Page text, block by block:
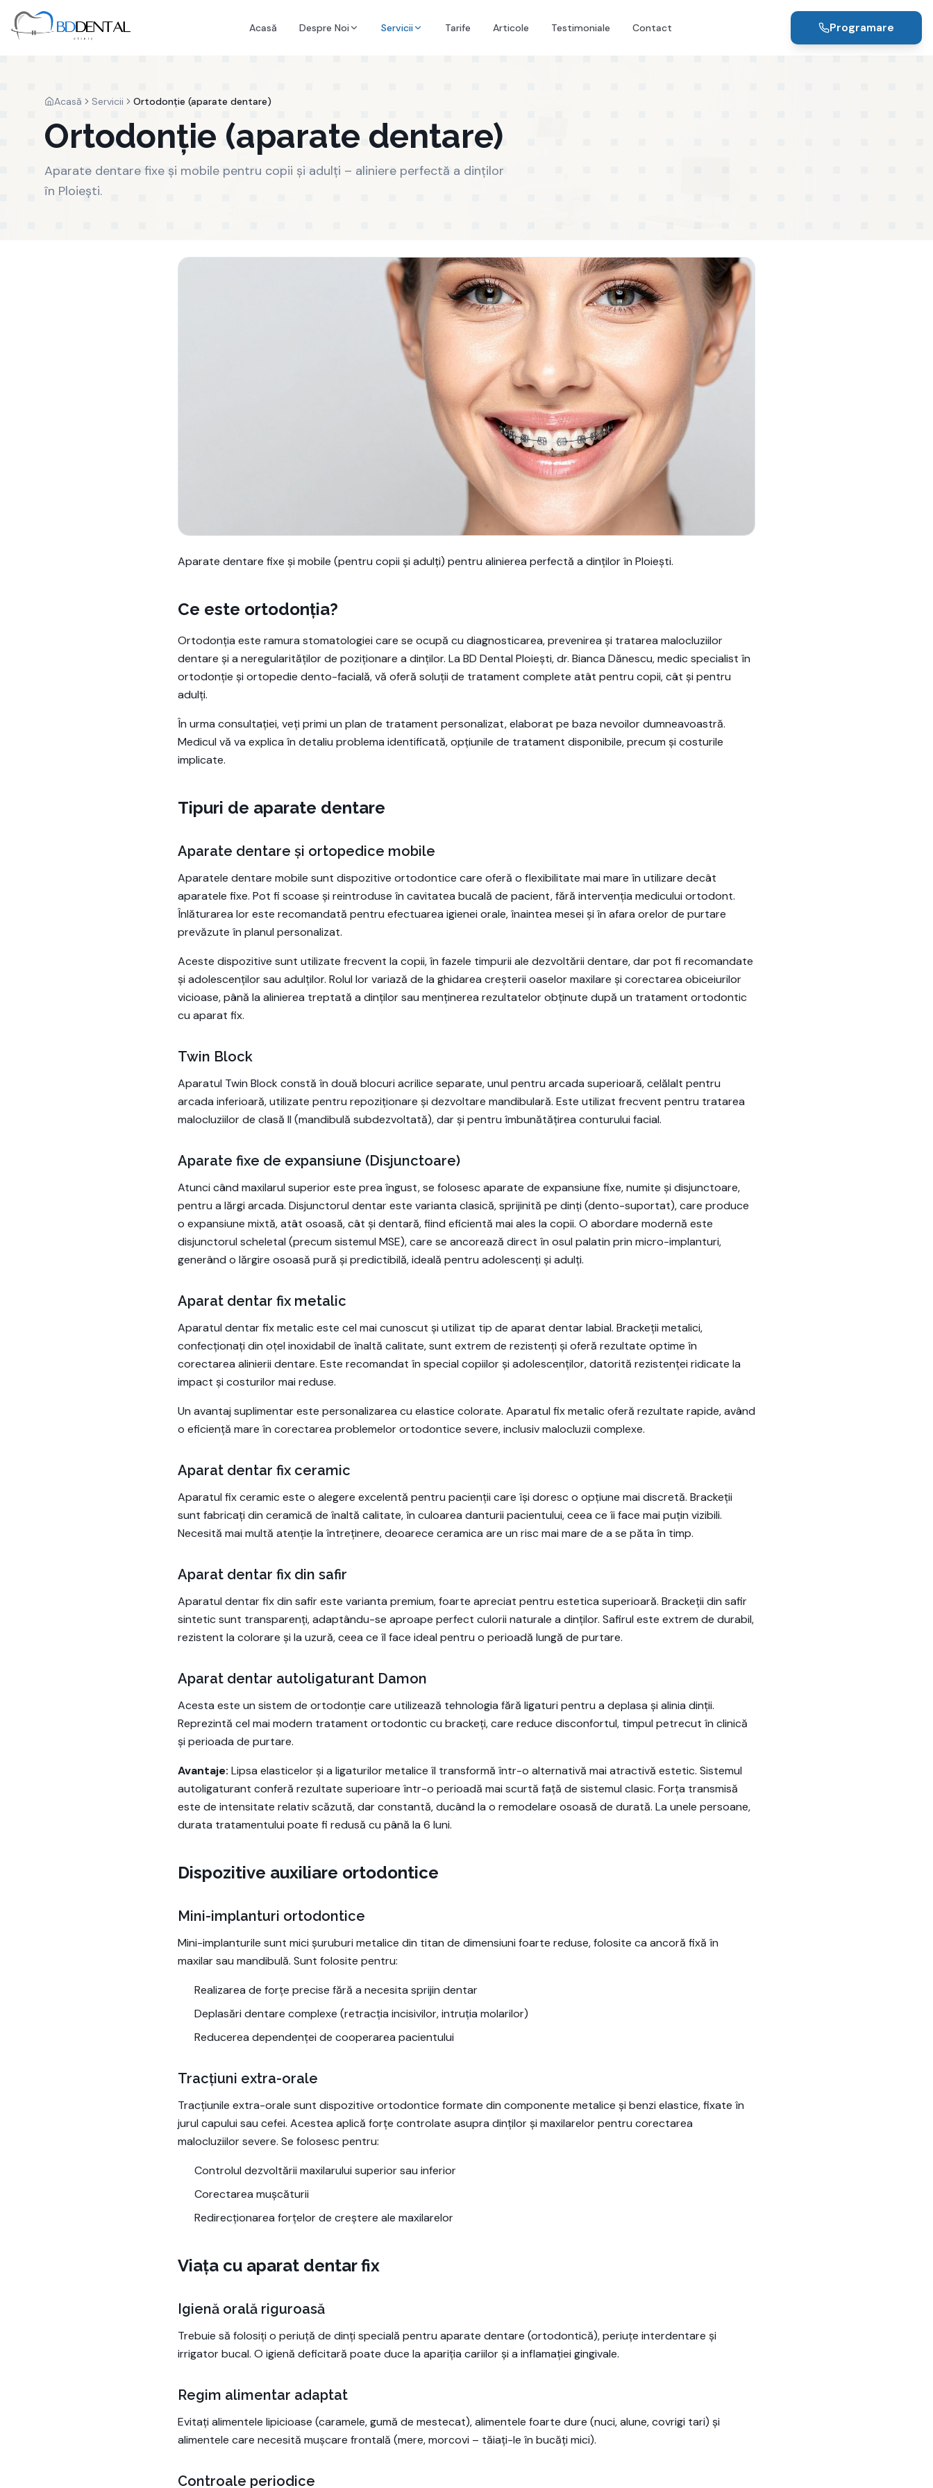
Acasă Despre Noi Servicii Tarife Articole Testimoniale Contact Programare
Acasă Servicii Ortodonție (aparate dentare)
Ortodonție (aparate dentare)
Aparate dentare fixe și mobile pentru copii și adulți – aliniere perfectă a dinților
în Ploiești.
Aparate dentare fixe și mobile (pentru copii și adulți) pentru alinierea perfectă a dinților în Ploiești.
Ce este ortodonția?
Ortodonția este ramura stomatologiei care se ocupă cu diagnosticarea, prevenirea și tratarea malocluziilor
dentare și a neregularităților de poziționare a dinților. La BD Dental Ploiești, dr. Bianca Dănescu, medic specialist în
ortodonție și ortopedie dento-facială, vă oferă soluții de tratament complete atât pentru copii, cât și pentru
adulți.
În urma consultației, veți primi un plan de tratament personalizat, elaborat pe baza nevoilor dumneavoastră.
Medicul vă va explica în detaliu problema identificată, opțiunile de tratament disponibile, precum și costurile
implicate.
Tipuri de aparate dentare
Aparate dentare și ortopedice mobile
Aparatele dentare mobile sunt dispozitive ortodontice care oferă o flexibilitate mai mare în utilizare decât
aparatele fixe. Pot fi scoase și reintroduse în cavitatea bucală de pacient, fără intervenția medicului ortodont.
Înlăturarea lor este recomandată pentru efectuarea igienei orale, înaintea mesei și în afara orelor de purtare
prevăzute în planul personalizat.
Aceste dispozitive sunt utilizate frecvent la copii, în fazele timpurii ale dezvoltării dentare, dar pot fi recomandate
și adolescenților sau adulților. Rolul lor variază de la ghidarea creșterii oaselor maxilare și corectarea obiceiurilor
vicioase, până la alinierea treptată a dinților sau menținerea rezultatelor obținute după un tratament ortodontic
cu aparat fix.
Twin Block
Aparatul Twin Block constă în două blocuri acrilice separate, unul pentru arcada superioară, celălalt pentru
arcada inferioară, utilizate pentru repoziționare și dezvoltare mandibulară. Este utilizat frecvent pentru tratarea
malocluziilor de clasă II (mandibulă subdezvoltată), dar și pentru îmbunătățirea conturului facial.
Aparate fixe de expansiune (Disjunctoare)
Atunci când maxilarul superior este prea îngust, se folosesc aparate de expansiune fixe, numite și disjunctoare,
pentru a lărgi arcada. Disjunctorul dentar este varianta clasică, sprijinită pe dinți (dento-suportat), care produce
o expansiune mixtă, atât osoasă, cât și dentară, fiind eficientă mai ales la copii. O abordare modernă este
disjunctorul scheletal (precum sistemul MSE), care se ancorează direct în osul palatin prin micro-implanturi,
generând o lărgire osoasă pură și predictibilă, ideală pentru adolescenți și adulți.
Aparat dentar fix metalic
Aparatul dentar fix metalic este cel mai cunoscut și utilizat tip de aparat dentar labial. Brackeții metalici,
confecționați din oțel inoxidabil de înaltă calitate, sunt extrem de rezistenți și oferă rezultate optime în
corectarea alinierii dentare. Este recomandat în special copiilor și adolescenților, datorită rezistenței ridicate la
impact și costurilor mai reduse.
Un avantaj suplimentar este personalizarea cu elastice colorate. Aparatul fix metalic oferă rezultate rapide, având
o eficiență mare în corectarea problemelor ortodontice severe, inclusiv malocluzii complexe.
Aparat dentar fix ceramic
Aparatul fix ceramic este o alegere excelentă pentru pacienții care își doresc o opțiune mai discretă. Brackeții
sunt fabricați din ceramică de înaltă calitate, în culoarea danturii pacientului, ceea ce îi face mai puțin vizibili.
Necesită mai multă atenție la întreținere, deoarece ceramica are un risc mai mare de a se păta în timp.
Aparat dentar fix din safir
Aparatul dentar fix din safir este varianta premium, foarte apreciat pentru estetica superioară. Brackeții din safir
sintetic sunt transparenți, adaptându-se aproape perfect culorii naturale a dinților. Safirul este extrem de durabil,
rezistent la colorare și la uzură, ceea ce îl face ideal pentru o perioadă lungă de purtare.
Aparat dentar autoligaturant Damon
Acesta este un sistem de ortodonție care utilizează tehnologia fără ligaturi pentru a deplasa și alinia dinții.
Reprezintă cel mai modern tratament ortodontic cu brackeți, care reduce disconfortul, timpul petrecut în clinică
și perioada de purtare.
Avantaje: Lipsa elasticelor și a ligaturilor metalice îl transformă într-o alternativă mai atractivă estetic. Sistemul
autoligaturant conferă rezultate superioare într-o perioadă mai scurtă față de sistemul clasic. Forța transmisă
este de intensitate relativ scăzută, dar constantă, ducând la o remodelare osoasă de durată. La unele persoane,
durata tratamentului poate fi redusă cu până la 6 luni.
Dispozitive auxiliare ortodontice
Mini-implanturi ortodontice
Mini-implanturile sunt mici șuruburi metalice din titan de dimensiuni foarte reduse, folosite ca ancoră fixă în
maxilar sau mandibulă. Sunt folosite pentru:
Realizarea de forțe precise fără a necesita sprijin dentar
Deplasări dentare complexe (retracția incisivilor, intruția molarilor)
Reducerea dependenței de cooperarea pacientului
Tracțiuni extra-orale
Tracțiunile extra-orale sunt dispozitive ortodontice formate din componente metalice și benzi elastice, fixate în
jurul capului sau cefei. Acestea aplică forțe controlate asupra dinților și maxilarelor pentru corectarea
malocluziilor severe. Se folosesc pentru:
Controlul dezvoltării maxilarului superior sau inferior
Corectarea mușcăturii
Redirecționarea forțelor de creștere ale maxilarelor
Viața cu aparat dentar fix
Igienă orală riguroasă
Trebuie să folosiți o periuță de dinți specială pentru aparate dentare (ortodontică), periuțe interdentare și
irrigator bucal. O igienă deficitară poate duce la apariția cariilor și a inflamației gingivale.
Regim alimentar adaptat
Evitați alimentele lipicioase (caramele, gumă de mestecat), alimentele foarte dure (nuci, alune, covrigi tari) și
alimentele care necesită mușcare frontală (mere, morcovi – tăiați-le în bucăți mici).
Controale periodice